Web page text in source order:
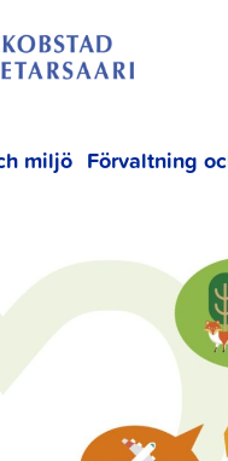
miljö Förvaltning